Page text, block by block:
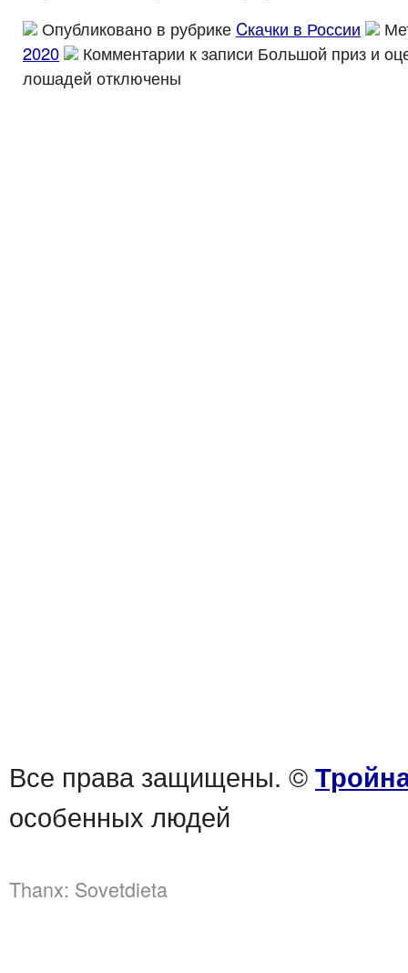
Опубликовано в рубрике Cкачки в России
2020
Комментарии к записи Большой приз и
лошадей отключены
Все права защищены. ©
особенных людей
Thanx: Sovetdieta